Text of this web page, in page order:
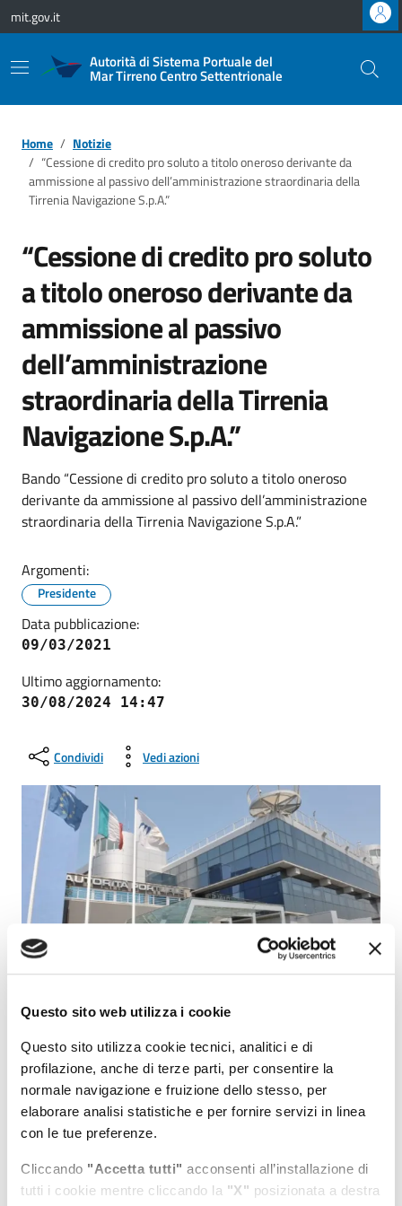
Questo sito web utilizza i cookie
Questo sito utilizza cookie tecnici, analitici e di
profilazione, anche di terze parti, per consentire la
normale navigazione e fruizione dello stesso, per
elaborare analisi statistiche e per fornire servizi in linea
con le tue preferenze.
Cliccando "Accetta tutti" acconsenti all’installazione di
tutti i cookie mentre cliccando la "X" posizionata a destra
Vai ai contenuti
Vai al footer
mit.gov.it
Autorità di Sistema Portuale del
Mar Tirreno Centro Settentrionale
Home
Notizie
“Cessione di credito pro soluto a titolo oneroso derivante da
ammissione al passivo dell’amministrazione straordinaria della
Tirrenia Navigazione S.p.A.”
“Cessione di credito pro soluto
a titolo oneroso derivante da
ammissione al passivo
dell’amministrazione
straordinaria della Tirrenia
Navigazione S.p.A.”
Bando “Cessione di credito pro soluto a titolo oneroso
derivante da ammissione al passivo dell’amministrazione
straordinaria della Tirrenia Navigazione S.p.A.”
Argomenti:
Presidente
Data pubblicazione:
09/03/2021
Ultimo aggiornamento:
30/08/2024 14:47
Condividi Vedi azioni
Civitavecchia 8 marzo 2021 - E' stato pubblicato sul sito
istituzionale Amministrazione trasparente dell’Autorità di
Sistema Portuale del Mar Tirreno Centro Settentrionale il
bando per “Cessione di credito pro soluto a titolo oneroso
derivante da ammissione al passivo dell’amministrazione
straordinaria della Tirrenia Navigazione S.p.A.”
Il bando è consultabile al seguente indirizzo: